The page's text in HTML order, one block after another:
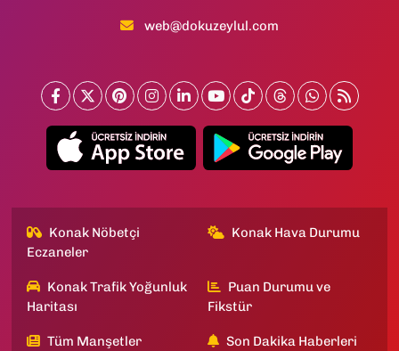
web@dokuzeylul.com
Konak Nöbetçi
Eczaneler
Konak Hava Durumu
Konak Trafik Yoğunluk
Haritası
Puan Durumu ve
Fikstür
Tüm Manşetler Son Dakika Haberleri